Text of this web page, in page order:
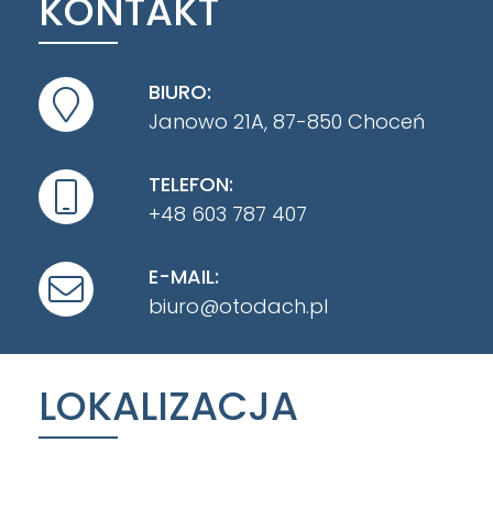
KONTAKT
BIURO:
Janowo 21A, 87-850 Choceń
TELEFON:
+48 603 787 407
E-MAIL:
biuro@otodach.pl
LOKALIZACJA